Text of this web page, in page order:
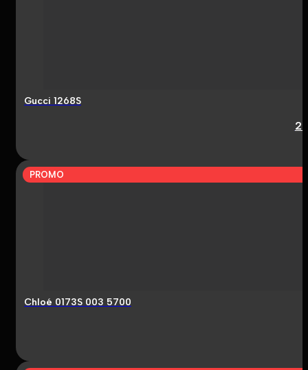
Gucci 1268S
PROMO
Chloé 0173S 003 5700